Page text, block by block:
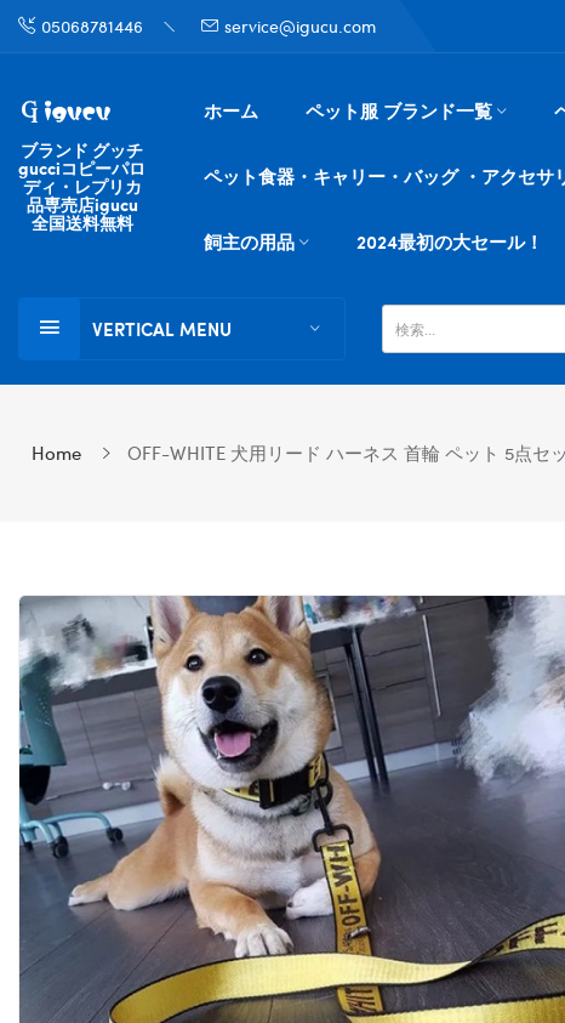
05068781446 service@igucu.com
ブランド グッチ
gucciコピーパロ
ディ・レプリカ
品専売店igucu
全国送料無料
ホーム ペット服 ブランド一覧
ペット食器・キャリー・バッグ ・アクセサ
飼主の用品 2024最初の大セール！
VERTICAL MENU
Home OFF-WHITE 犬用リード ハーネス 首輪 ペット 5点